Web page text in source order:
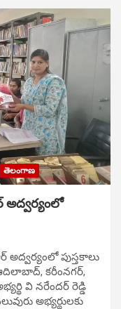
తెలంగాణ
అద్వర్యంలో
పుస్తకాలు
కరీంనగర్,
వి నరేందర్ రెడ్డి
అభ్యర్థులకు